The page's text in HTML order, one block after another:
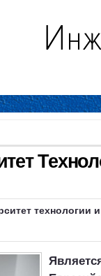
технологии